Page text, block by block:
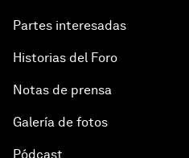
Partes interesadas
Historias del Foro
Notas de prensa
Galería de fotos
Pódcast